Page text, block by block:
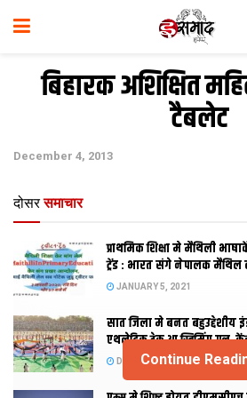
बिहारक अशिक्षित
टैबलेट
December 4, 2013
दोसर समाचार
प्राथमिक शि‍क्षा मे मैथि‍ली
ट्रेंड : भारत संगे नेपालक मैथिल
JANUARY 5, 2021
सात जिला मे बनत बहुउद्देशीय
एथलेटिक ट्रेक आ स्विमिंग पुल,
DECEMBER 26, 2020
Continue